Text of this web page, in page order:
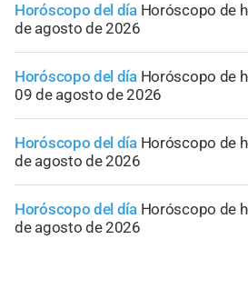
Horóscopo del día Horóscopo de
de agosto de 2026
Horóscopo del día Horóscopo de
09 de agosto de 2026
Horóscopo del día Horóscopo de
de agosto de 2026
Horóscopo del día Horóscopo de
de agosto de 2026